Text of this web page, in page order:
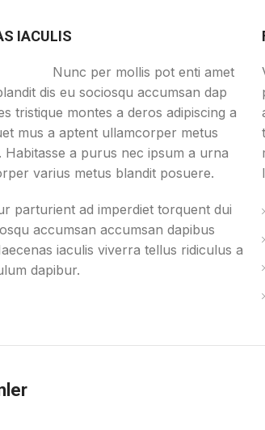
IACULIS
Nunc per mollis pot enti amet
dis eu sociosqu accumsan dap
tristique montes a deros adipiscing a
mus a aptent ullamcorper metus
Habitasse a purus nec ipsum a urna
varius metus blandit posuere.
parturient ad imperdiet torquent dui
accumsan accumsan dapibus
iaculis viverra tellus ridiculus a
dapibur.